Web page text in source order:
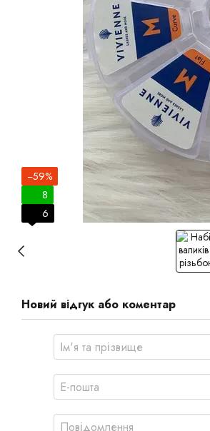
−59%
8
6
Новий відгук або коментар